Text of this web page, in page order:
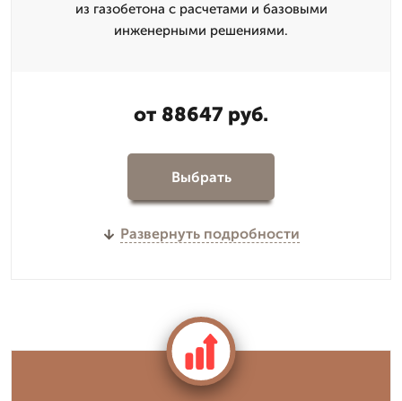
из газобетона с расчетами и базовыми
инженерными решениями.
от 88647 руб.
Выбрать
Развернуть подробности